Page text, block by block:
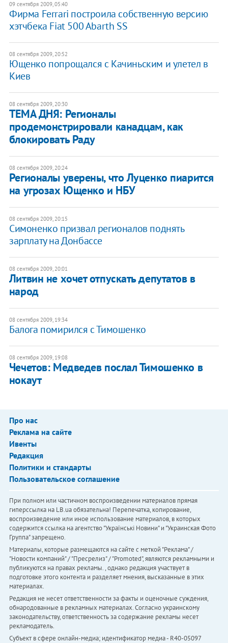
09 сентября 2009, 05:40
Фирма Ferrari построила собственную версию
хэтчбека Fiat 500 Abarth SS
08 сентября 2009, 20:52
Ющенко попрощался с Качиньским и улетел в
Киев
08 сентября 2009, 20:30
ТЕМА ДНЯ: Регионалы
продемонстрировали канадцам, как
блокировать Раду
08 сентября 2009, 20:24
Регионалы уверены, что Луценко пиарится
на угрозах Ющенко и НБУ
08 сентября 2009, 20:15
Симоненко призвал регионалов поднять
зарплату на Донбассе
08 сентября 2009, 20:01
Литвин не хочет отпускать депутатов в
народ
08 сентября 2009, 19:34
Балога помирился с Тимошенко
08 сентября 2009, 19:08
Чечетов: Медведев послал Тимошенко в
нокаут
Про нас
Реклама на сайте
Ивенты
Редакция
Политики и стандарты
Пользовательское соглашение
При полном или частичном воспроизведении материалов прямая
гиперссылка на LB.ua обязательна! Перепечатка, копирование,
воспроизведение или иное использование материалов, в которых
содержится ссылка на агентство "Українськi Новини" и "Украинская Фото
Группа" запрещено.
Материалы, которые размещаются на сайте с меткой "Реклама" /
"Новости компаний" / "Пресрелиз" / "Promoted", являются рекламными и
публикуются на правах рекламы. , однако редакция участвует в
подготовке этого контента и разделяет мнения, высказанные в этих
материалах.
Редакция не несет ответственности за факты и оценочные суждения,
обнародованные в рекламных материалах. Согласно украинскому
законодательству, ответственность за содержание рекламы несет
рекламодатель.
Субъект в сфере онлайн-медиа; идентификатор медиа - R40-05097